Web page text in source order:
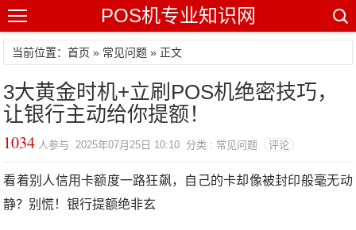
POS机专业知识网
当前位置：首页 » 常见问题 » 正文
3大黄金时机+立刷POS机绝密技巧，
让银行主动给你提额！
1034 人参与 2025年07月25日 10:10 分类 : 常见问题 评论
看着别人信用卡额度一路狂飙，自己的卡却像被封印般毫无动
静？别慌！银行提额绝非玄